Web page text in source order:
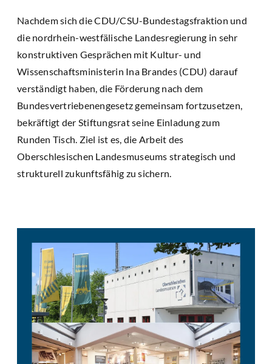
Nachdem sich die CDU/CSU-Bundestagsfraktion und
die nordrhein-westfälische Landesregierung in sehr
konstruktiven Gesprächen mit Kultur- und
Wissenschaftsministerin Ina Brandes (CDU) darauf
verständigt haben, die Förderung nach dem
Bundesvertriebenengesetz gemeinsam fortzusetzen,
bekräftigt der Stiftungsrat seine Einladung zum
Runden Tisch. Ziel ist es, die Arbeit des
Oberschlesischen Landesmuseums strategisch und
strukturell zukunftsfähig zu sichern.